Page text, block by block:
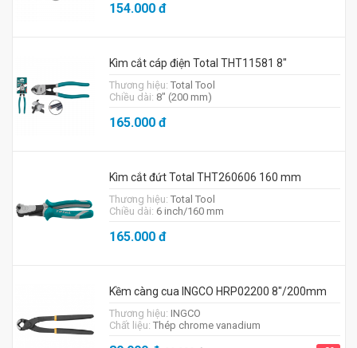
154.000đ
Kìm cắt cáp điện Total THT11581 8"
Thương hiệu: Total Tool
Chiều dài: 8" (200 mm)
165.000đ
Kìm cắt đứt Total THT260606 160 mm
Thương hiệu: Total Tool
Chiều dài: 6 inch/160 mm
165.000đ
Kềm càng cua INGCO HRP02200 8"/200mm
Thương hiệu: INGCO
Chất liệu: Thép chrome vanadium